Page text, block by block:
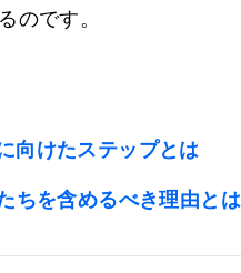
のです。
向けたステップとは
ちを含めるべき理由とは